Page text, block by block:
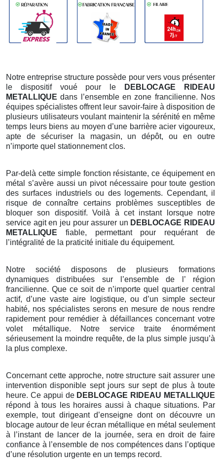
Notre entreprise structure possède pour vers vous présenter
le dispositif voué pour le
DEBLOCAGE RIDEAU
METALLIQUE dans l’ensemble en zone francilienne. Nos
équipes spécialistes offrent leur savoir-faire à disposition de
plusieurs utilisateurs voulant maintenir la sérénité en même
temps leurs biens au moyen d’une barrière acier vigoureux,
apte de sécuriser la magasin, un dépôt, ou en outre
n’importe quel stationnement clos.
Par-delà cette simple fonction résistante, ce équipement en
métal s’avère aussi un pivot nécessaire pour toute gestion
des surfaces industriels ou des logements. Cependant, il
risque de connaître certains problèmes susceptibles de
bloquer son dispositif. Voilà à cet instant lorsque notre
service agit en jeu pour assurer un DEBLOCAGE RIDEAU
METALLIQUE fiable, permettant pour requérant de
l’intégralité de la praticité initiale du équipement.
Notre société disposons de plusieurs formations
dynamiques distribuées sur l’ensemble de l’ région
francilienne. Que ce soit de n’importe quel quartier central
actif, d’une vaste aire logistique, ou d’un simple secteur
habité, nos spécialistes serons en mesure de nous rendre
rapidement pour remédier à défaillances concernant votre
volet métallique. Notre service traite énormément
sérieusement la moindre requête, de la plus simple jusqu’à
la plus complexe.
Concernant cette approche, notre structure sait assurer une
intervention disponible sept jours sur sept de plus à toute
heure. Ce appui de DEBLOCAGE RIDEAU METALLIQUE
répond à tous les horaires aussi à chaque situations. Par
exemple, tout dirigeant d’enseigne dont on découvre un
blocage autour de leur écran métallique en métal seulement
à l’instant de lancer de la journée, sera en droit de faire
confiance à l’ensemble de nos compétences dans l’optique
d’une résolution urgente en un temps record.